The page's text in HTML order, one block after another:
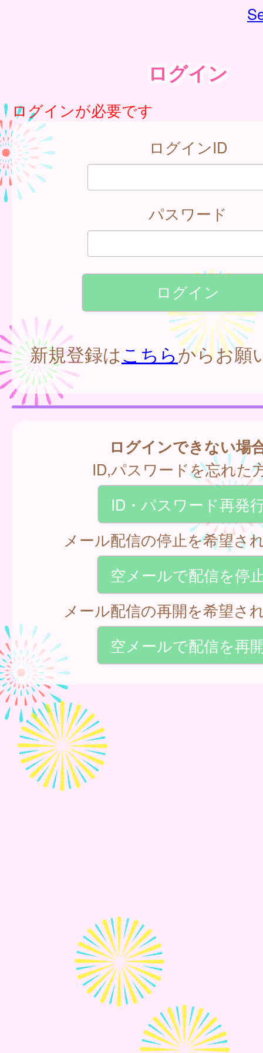
ログイン
ログインが必要です
ログインID
パスワード
新規登録はこちらからお願
ログインできない場
ID,パスワードを忘れた
ID・パスワード再発
メール配信の停止を希望さ
空メールで配信を停
メール配信の再開を希望さ
空メールで配信を再